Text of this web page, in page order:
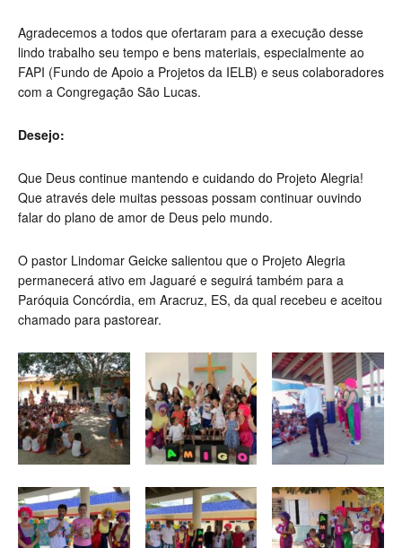
Agradecemos a todos que ofertaram para a execução desse
lindo trabalho seu tempo e bens materiais, especialmente ao
FAPI (Fundo de Apoio a Projetos da IELB) e seus colaboradores
com a Congregação São Lucas.
Desejo:
Que Deus continue mantendo e cuidando do Projeto Alegria!
Que através dele muitas pessoas possam continuar ouvindo
falar do plano de amor de Deus pelo mundo.
O pastor Lindomar Geicke salientou que o Projeto Alegria
permanecerá ativo em Jaguaré e seguirá também para a
Paróquia Concórdia, em Aracruz, ES, da qual recebeu e aceitou
chamado para pastorear.